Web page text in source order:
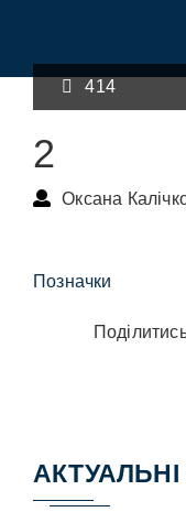
414
2
Оксана
Позначки